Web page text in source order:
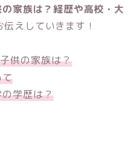
家族は？経歴や高校・大
伝えしていきます！
供の家族は？
て
学歴は？